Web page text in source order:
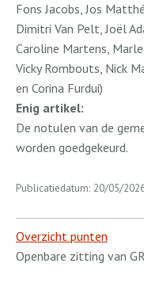
Fons Jacobs, Jos
Dimitri Van Pelt, Joël
Caroline Martens,
Vicky Rombouts, Nick
en Corina Furdui)
Enig artikel:
De notulen van de
worden goedgekeurd.
Publicatiedatum: 20/05/
Overzicht punten
Openbare zitting van